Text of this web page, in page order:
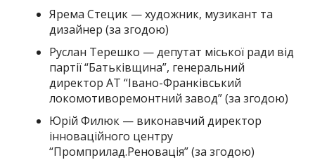
Ярема Стецик — художник, музикант та
дизайнер (за згодою)
Руслан Терешко — депутат міської ради від
партії “Батьківщина”, генеральний
директор АТ “Івано-Франківський
локомотиворемонтний завод” (за згодою)
Юрій Филюк — виконавчий директор
інноваційного центру
“Промприлад.Реновація” (за згодою)